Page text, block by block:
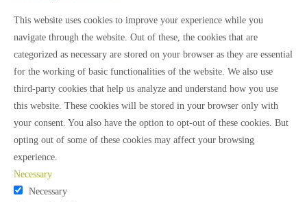
This website uses cookies to improve your experience while you
navigate through the website. Out of these, the cookies that are
categorized as necessary are stored on your browser as they are essential
for the working of basic functionalities of the website. We also use
third-party cookies that help us analyze and understand how you use
this website. These cookies will be stored in your browser only with
your consent. You also have the option to opt-out of these cookies. But
opting out of some of these cookies may affect your browsing
experience.
Necessary
Necessary